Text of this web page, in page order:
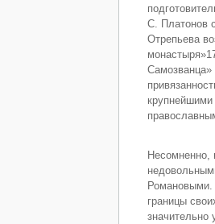
С. Платонов
Отрепьева
крупнейшими
Несомненно,
Романовыми.
границы
значительно